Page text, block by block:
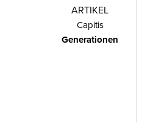
ARTIKEL
Capitis
Generationen